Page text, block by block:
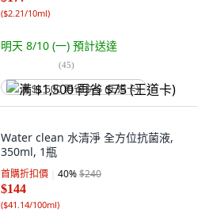
($2.21/10ml)
明天 8/10 (一) 預計送達
(45)
满 $1,500 再省 $75 (王道卡)
Water clean 水清淨 全方位抗菌液,
350ml, 1瓶
首購折扣價 40%$240
$144
($41.14/100ml)